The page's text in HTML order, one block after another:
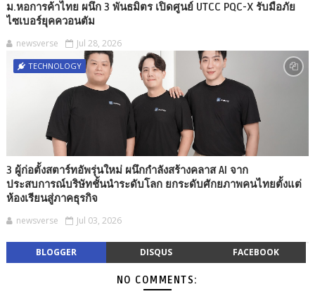
ม.หอการค้าไทย ผนึก 3 พันธมิตร เปิดศูนย์ UTCC PQC-X รับมือภัย
ไซเบอร์ยุคควอนตัม
newsverse Jul 28, 2026
TECHNOLOGY
3 ผู้ก่อตั้งสตาร์ทอัพรุ่นใหม่ ผนึกกำลังสร้างคลาส AI จาก
ประสบการณ์บริษัทชั้นนำระดับโลก ยกระดับศักยภาพคนไทยตั้งแต่
ห้องเรียนสู่ภาคธุรกิจ
newsverse Jul 03, 2026
BLOGGER DISQUS FACEBOOK
NO COMMENTS: